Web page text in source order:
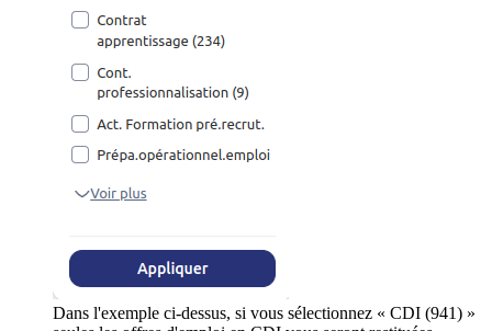
Dans l'exemple ci-dessus, si vous sélectionnez « CDI (941) »